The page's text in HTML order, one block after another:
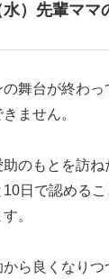
）先輩ママ
舞台が終わ
ません。
のもとを訪ね
日で認める
。
ら良くなり